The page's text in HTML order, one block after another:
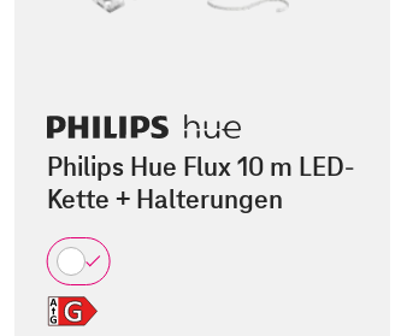
Philips Hue Flux 10 m LED-
Kette + Halterungen